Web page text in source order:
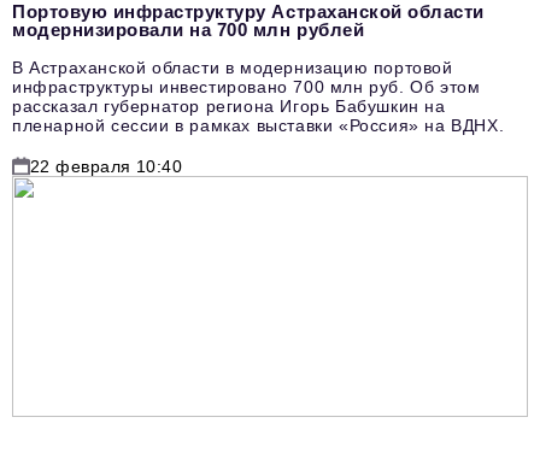
Портовую инфраструктуру Астраханской области
модернизировали на 700 млн рублей
В Астраханской области в модернизацию портовой
инфраструктуры инвестировано 700 млн руб. Об этом
рассказал губернатор региона Игорь Бабушкин на
пленарной сессии в рамках выставки «Россия» на ВДНХ.
22 февраля 10:40